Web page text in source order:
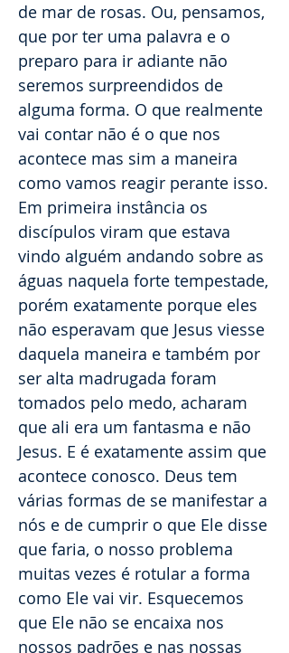
de mar de rosas. Ou, pensamos,
que por ter uma palavra e o
preparo para ir adiante não
seremos surpreendidos de
alguma forma. O que realmente
vai contar não é o que nos
acontece mas sim a maneira
como vamos reagir perante isso.
Em primeira instância os
discípulos viram que estava
vindo alguém andando sobre as
águas naquela forte tempestade,
porém exatamente porque eles
não esperavam que Jesus viesse
daquela maneira e também por
ser alta madrugada foram
tomados pelo medo, acharam
que ali era um fantasma e não
Jesus. E é exatamente assim que
acontece conosco. Deus tem
várias formas de se manifestar a
nós e de cumprir o que Ele disse
que faria, o nosso problema
muitas vezes é rotular a forma
como Ele vai vir. Esquecemos
que Ele não se encaixa nos
nossos padrões e nas nossas